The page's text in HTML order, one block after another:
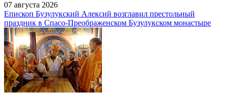
07 августа 2026
Епископ Бузулукский Алексий возглавил престольный
праздник в Спасо-Преображенском Бузулукском монастыре